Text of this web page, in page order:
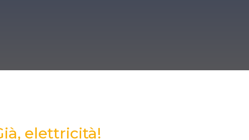
elettricità!